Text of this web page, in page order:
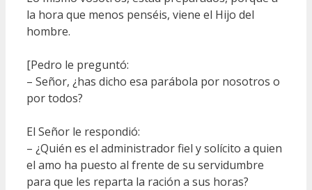
la hora que menos penséis, viene el Hijo del
hombre.
[Pedro le preguntó:
– Señor, ¿has dicho esa parábola por nosotros o
por todos?
El Señor le respondió:
– ¿Quién es el administrador fiel y solícito a quien
el amo ha puesto al frente de su servidumbre
para que les reparta la ración a sus horas?